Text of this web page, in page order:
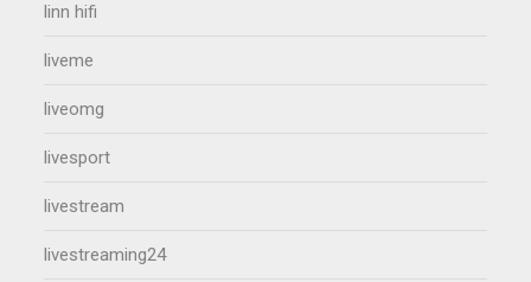
linn hifi
liveme
liveomg
livesport
livestream
livestreaming24